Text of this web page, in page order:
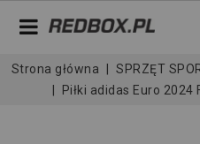
Strona główna SPRZĘT
Piłki adidas Euro 2024